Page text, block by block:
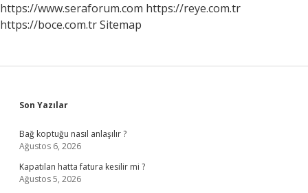
https://www.seraforum.com https://reye.com.tr
https://boce.com.trSitemap
Sidebar
Son Yazılar
Bağ koptuğu nasıl anlaşılır ?
Ağustos 6, 2026
Kapatılan hatta fatura kesilir mi ?
Ağustos 5, 2026